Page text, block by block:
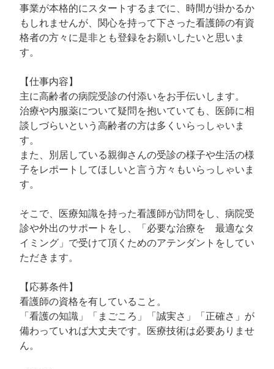
事業が本格的にスタートするまでに、時間が掛かるか
もしれませんが、関心を持って下さった看護師の有資
格者の方々に是非とも登録をお願いしたいと思いま
す。
【仕事内容】
主に高齢者の病院受診の付添いをお手伝いします。
治療や内服薬について疑問を抱いていても、医師に相
談しづらいという高齢者の方は多くいらっしゃいま
す。
また、別居している親御さんの受診の様子や生活の様
子をレポートしてほしいと言う方々もいらっしゃいま
す。
そこで、医療知識を持った看護師が訪問をし、病院受
診や外出のサポートをし、「必要な治療を 最適なタ
イミング」で受けて頂くためのアテンダントをしてい
ただきます。
【応募条件】
看護師の資格を有していること。
「看護の知識」「まごころ」「誠実さ」「正確さ」が
備わっていれば大丈夫です。医療技術は必要ありませ
ん。